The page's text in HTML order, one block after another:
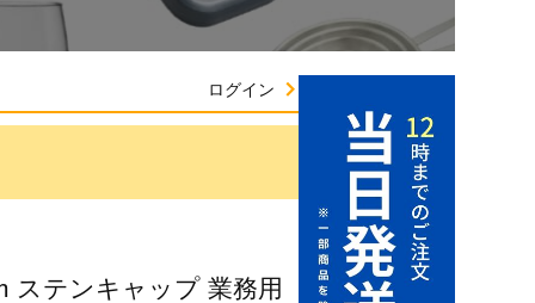
ログイン
ステンキャップ 業務用